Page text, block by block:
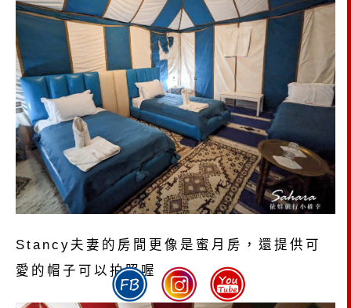
Stancy夫妻的房間更像是蜜月房，還提供可
愛的帽子可以拍照喔